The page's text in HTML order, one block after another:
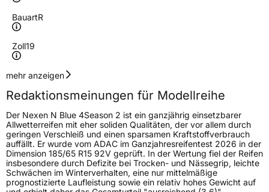
BauartR
Zoll19
Geschwindigkeitsindex
Höchstgeschwindigkeit
300 km/h
Lastindex96
Höchstlast710 kg
Gewicht (in kg)10,569 kg
mehr anzeigen
Redaktionsmeinungen für Modellreihe
Der Nexen N Blue 4Season 2 ist ein ganzjährig einsetzbarer
Allwetterreifen mit eher soliden Qualitäten, der vor allem durch
geringen Verschleiß und einen sparsamen Kraftstoffverbrauch
auffällt. Er wurde vom ADAC im Ganzjahresreifentest 2026 in der
Dimension 185/65 R15 92V geprüft. In der Wertung fiel der Reifen
insbesondere durch Defizite bei Trocken- und Nässegrip, leichte
Schwächen im Winterverhalten, eine nur mittelmäßige
prognostizierte Laufleistung sowie ein relativ hohes Gewicht auf